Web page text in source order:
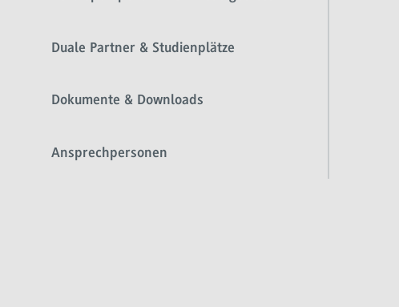
Duale Partner & Studienplätze
Dokumente & Downloads
Ansprechpersonen